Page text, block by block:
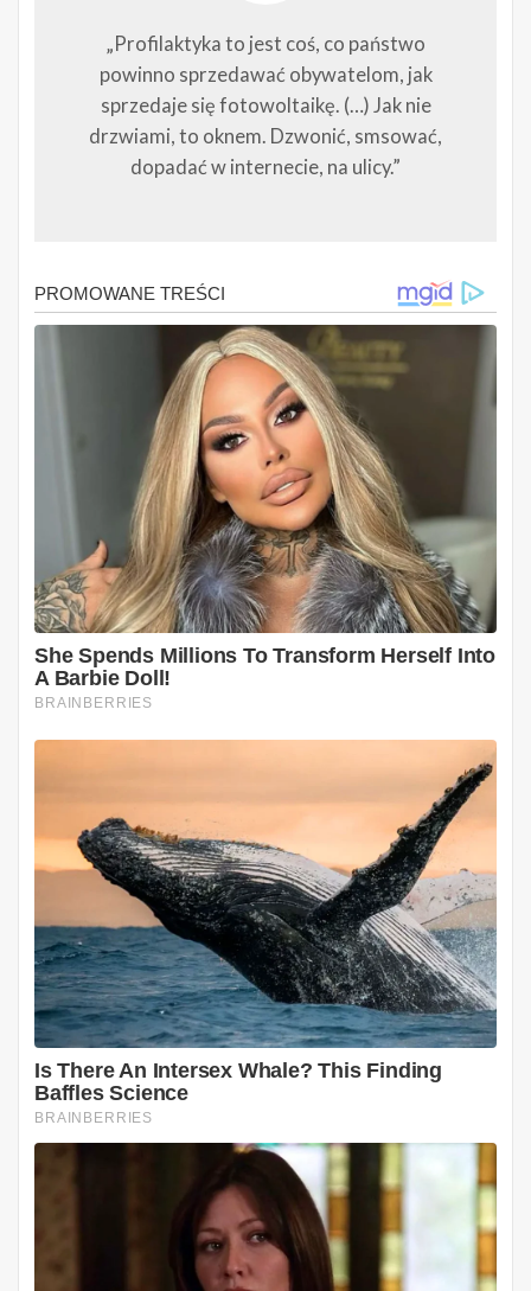
„Profilaktyka to jest coś, co państwo
powinno sprzedawać obywatelom, jak
sprzedaje się fotowoltaikę. (…) Jak nie
drzwiami, to oknem. Dzwonić, smsować,
dopadać w internecie, na ulicy.”